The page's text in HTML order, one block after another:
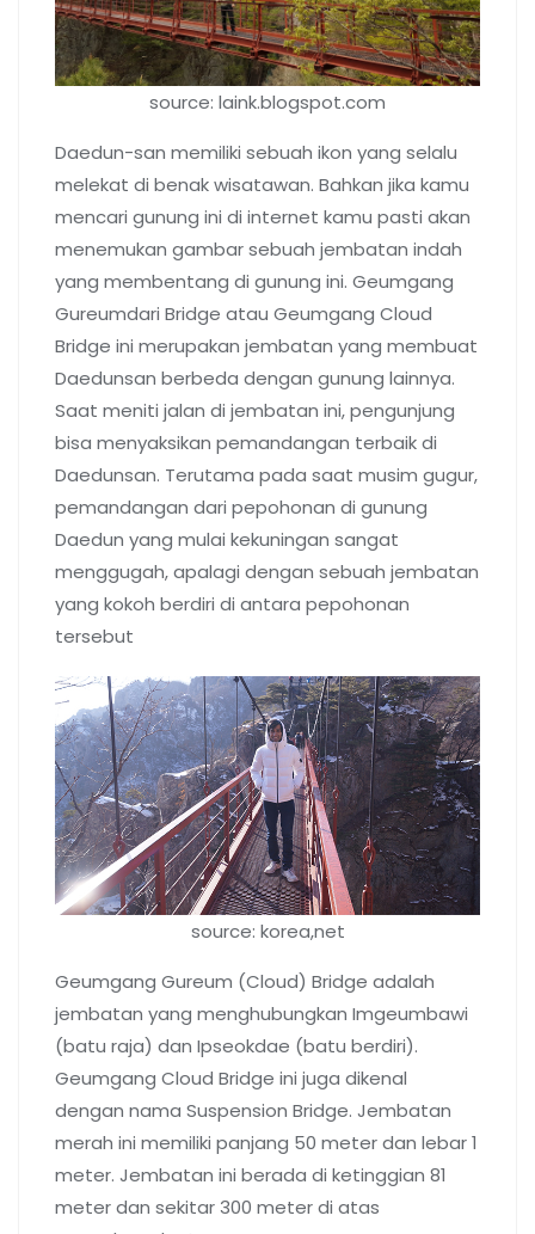
source: laink.blogspot.com
Daedun-san memiliki sebuah ikon yang selalu
melekat di benak wisatawan. Bahkan jika kamu
mencari gunung ini di internet kamu pasti akan
menemukan gambar sebuah jembatan indah
yang membentang di gunung ini. Geumgang
Gureumdari Bridge atau Geumgang Cloud
Bridge ini merupakan jembatan yang membuat
Daedunsan berbeda dengan gunung lainnya.
Saat meniti jalan di jembatan ini, pengunjung
bisa menyaksikan pemandangan terbaik di
Daedunsan. Terutama pada saat musim gugur,
pemandangan dari pepohonan di gunung
Daedun yang mulai kekuningan sangat
menggugah, apalagi dengan sebuah jembatan
yang kokoh berdiri di antara pepohonan
tersebut
source: korea,net
Geumgang Gureum (Cloud) Bridge adalah
jembatan yang menghubungkan Imgeumbawi
(batu raja) dan Ipseokdae (batu berdiri).
Geumgang Cloud Bridge ini juga dikenal
dengan nama Suspension Bridge. Jembatan
merah ini memiliki panjang 50 meter dan lebar 1
meter. Jembatan ini berada di ketinggian 81
meter dan sekitar 300 meter di atas